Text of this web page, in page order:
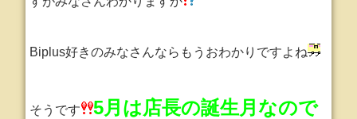
Biplus好きのみなさんならもうおわかりですよね
そうです
5月は店長の誕生月なので